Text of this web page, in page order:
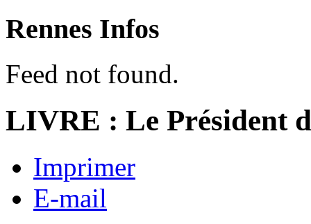
Rennes Infos
Feed not found.
LIVRE : Le Président
Imprimer
E-mail